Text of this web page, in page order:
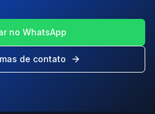
no WhatsApp
de contato